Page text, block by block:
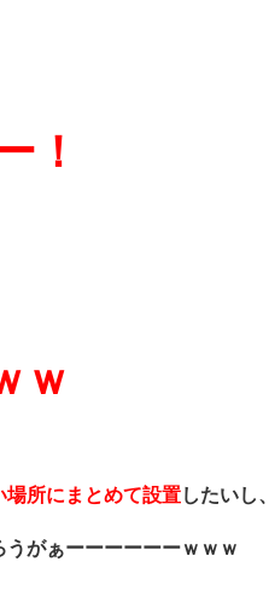
！
ｗ
所にまとめて設置したいし、
うがぁーーーーーーｗｗｗ